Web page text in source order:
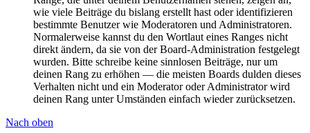
wie viele Beiträge du bislang erstellt hast oder identifizieren
bestimmte Benutzer wie Moderatoren und Administratoren.
Normalerweise kannst du den Wortlaut eines Ranges nicht
direkt ändern, da sie von der Board-Administration festgelegt
wurden. Bitte schreibe keine sinnlosen Beiträge, nur um
deinen Rang zu erhöhen — die meisten Boards dulden dieses
Verhalten nicht und ein Moderator oder Administrator wird
deinen Rang unter Umständen einfach wieder zurücksetzen.
Nach oben